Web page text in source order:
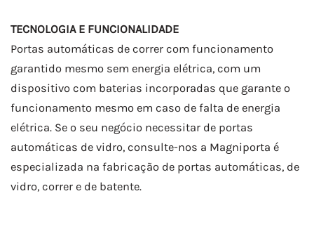
TECNOLOGIA E FUNCIONALIDADE
Portas automáticas de correr com funcionamento
garantido mesmo sem energia elétrica, com um
dispositivo com baterias incorporadas que garante o
funcionamento mesmo em caso de falta de energia
elétrica. Se o seu negócio necessitar de portas
automáticas de vidro, consulte-nos a Magniporta é
especializada na fabricação de portas automáticas, de
vidro, correr e de batente.